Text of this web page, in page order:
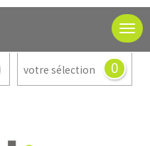
votre sélection 0